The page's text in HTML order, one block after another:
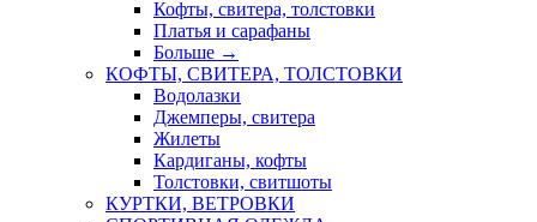
Кофты, свитера, толстовки
Платья и сарафаны
Больше →
КОФТЫ, СВИТЕРА, ТОЛСТОВКИ
Водолазки
Джемперы, свитера
Жилеты
Кардиганы, кофты
Толстовки, свитшоты
КУРТКИ, ВЕТРОВКИ